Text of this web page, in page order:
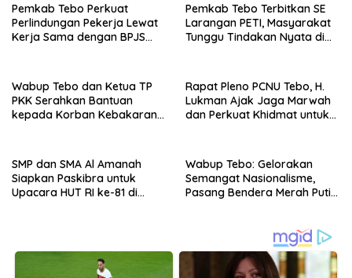
Pemkab Tebo Perkuat
Perlindungan Pekerja Lewat
Kerja Sama dengan BPJS
Pemkab Tebo Terbitkan SE
Larangan PETI, Masyarakat
Tunggu Tindakan Nyata di
Wabup Tebo dan Ketua TP
PKK Serahkan Bantuan
kepada Korban Kebakaran
Rapat Pleno PCNU Tebo, H.
Lukman Ajak Jaga Marwah
dan Perkuat Khidmat untuk
SMP dan SMA Al Amanah
Siapkan Paskibra untuk
Upacara HUT RI ke-81 di
Wabup Tebo: Gelorakan
Semangat Nasionalisme,
Pasang Bendera Merah Putih